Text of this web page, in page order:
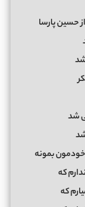
حسین پارسا
شد
بمونه
که
که